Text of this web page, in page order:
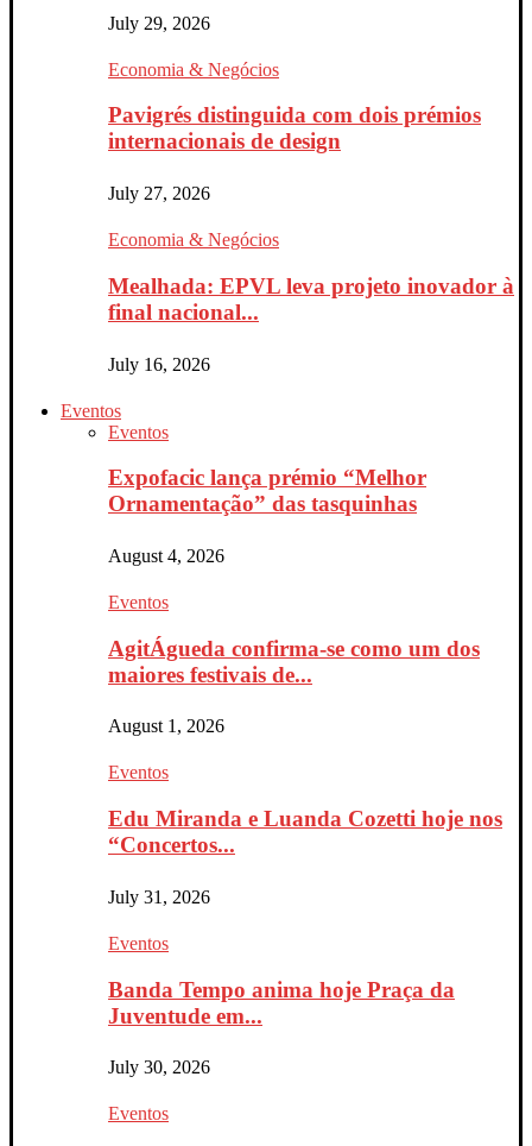
July 29, 2026
Economia & Negócios
Pavigrés distinguida com dois prémios
internacionais de design
July 27, 2026
Economia & Negócios
Mealhada: EPVL leva projeto inovador à
final nacional...
July 16, 2026
Eventos
Eventos
Expofacic lança prémio “Melhor
Ornamentação” das tasquinhas
August 4, 2026
Eventos
AgitÁgueda confirma-se como um dos
maiores festivais de...
August 1, 2026
Eventos
Edu Miranda e Luanda Cozetti hoje nos
“Concertos...
July 31, 2026
Eventos
Banda Tempo anima hoje Praça da
Juventude em...
July 30, 2026
Eventos